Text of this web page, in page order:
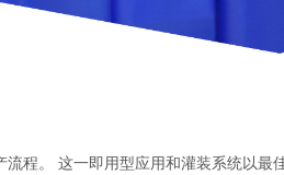
程。 这一即用型应用和灌装系统以